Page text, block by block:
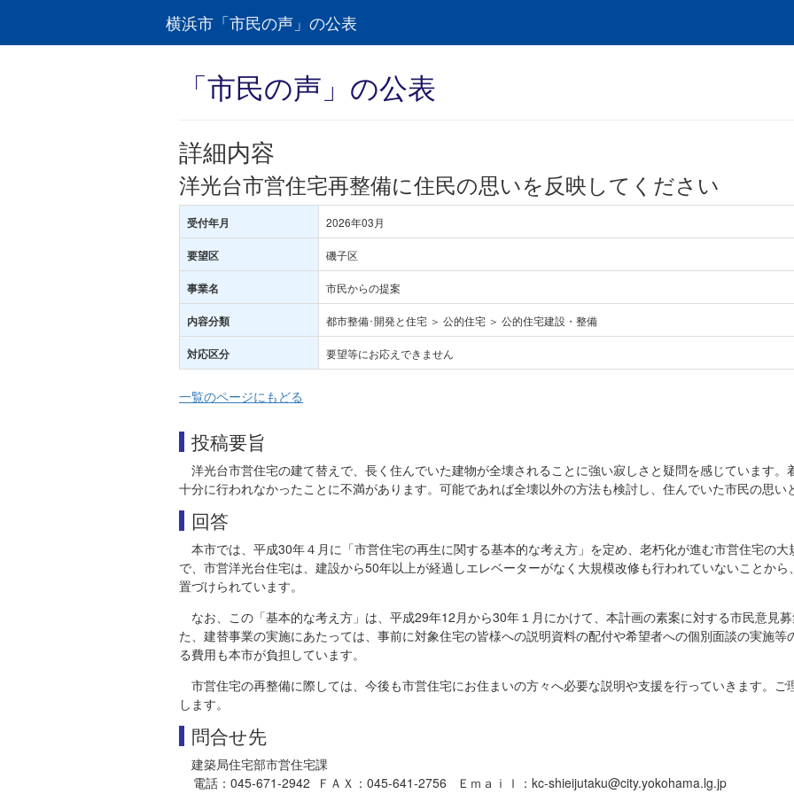
横浜市「市民の声」の公表
「市民の声」の公表
詳細内容
洋光台市営住宅再整備に住民の思いを反映してください
受付年月 2026年03月
要望区 磯子区
事業名 市民からの提案
内容分類 都市整備･開発と住宅 ＞ 公的住宅 ＞ 公的住宅建設・整備
対応区分 要望等にお応えできません
一覧のページにもどる
投稿要旨
洋光台市営住宅の建て替えで、長く住んでいた建物が全壊されることに強い寂しさと疑問を感じています
十分に行われなかったことに不満があります。可能であれば全壊以外の方法も検討し、住んでいた市民の思い
回答
本市では、平成30年４月に「市営住宅の再生に関する基本的な考え方」を定め、老朽化が進む市営住宅の
で、市営洋光台住宅は、建設から50年以上が経過しエレベーターがなく大規模改修も行われていないことか
置づけられています。
なお、この「基本的な考え方」は、平成29年12月から30年１月にかけて、本計画の素案に対する市民意見
た、建替事業の実施にあたっては、事前に対象住宅の皆様への説明資料の配付や希望者への個別面談の実施
る費用も本市が負担しています。
市営住宅の再整備に際しては、今後も市営住宅にお住まいの方々へ必要な説明や支援を行っていきます。
します。
問合せ先
建築局住宅部市営住宅課
電話：045-671-2942 ＦＡＸ：045-641-2756 Ｅｍａｉｌ：kc-shieijutaku@city.yokohama.lg.jp